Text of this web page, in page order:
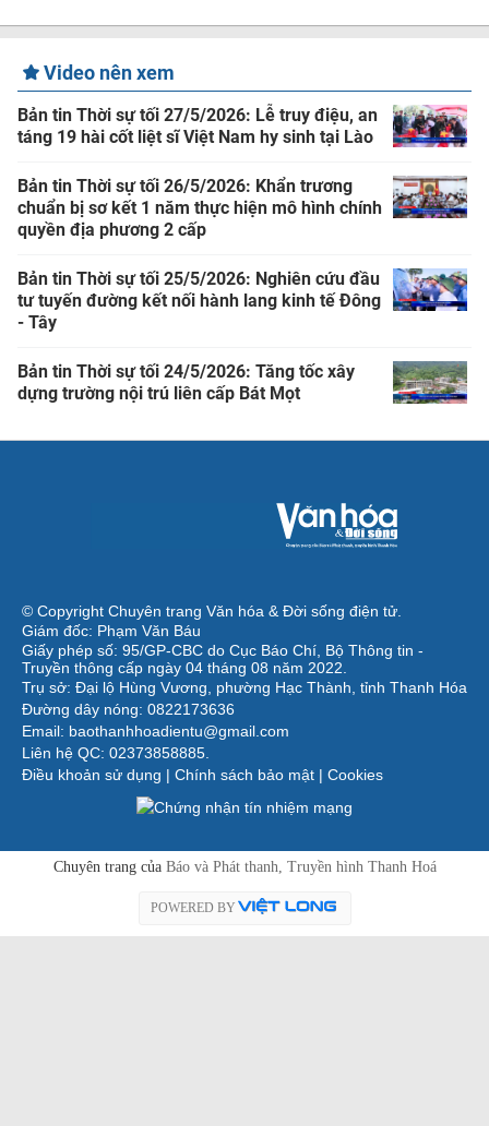
Video nên xem
Bản tin Thời sự tối 27/5/2026: Lễ truy điệu, an
táng 19 hài cốt liệt sĩ Việt Nam hy sinh tại Lào
Bản tin Thời sự tối 26/5/2026: Khẩn trương
chuẩn bị sơ kết 1 năm thực hiện mô hình chính
quyền địa phương 2 cấp
Bản tin Thời sự tối 25/5/2026: Nghiên cứu đầu
tư tuyến đường kết nối hành lang kinh tế Đông
- Tây
Bản tin Thời sự tối 24/5/2026: Tăng tốc xây
dựng trường nội trú liên cấp Bát Mọt
© Copyright Chuyên trang Văn hóa & Đời sống điện tử.
Giám đốc: Phạm Văn Báu
Giấy phép số: 95/GP-CBC do Cục Báo Chí, Bộ Thông tin -
Truyền thông cấp ngày 04 tháng 08 năm 2022.
Trụ sở: Đại lộ Hùng Vương, phường Hạc Thành, tỉnh Thanh Hóa
Đường dây nóng: 0822173636
Email: baothanhhoadientu@gmail.com
Liên hệ QC: 02373858885.
Điều khoản sử dụng | Chính sách bảo mật | Cookies
Chuyên trang của Báo và Phát thanh, Truyền hình Thanh Hoá
POWERED BY